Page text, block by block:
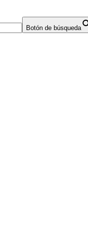
Botón de búsqueda